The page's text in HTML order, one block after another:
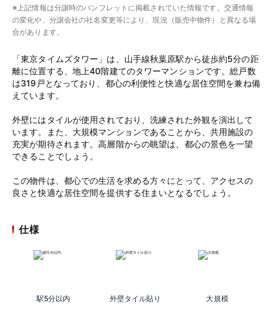
※上記情報は分譲時のパンフレットに掲載されていた情報です。交通情報
の変化や、分譲会社の社名変更等により、現況（販売中物件）と異なる場
合があります。
「東京タイムズタワー」は、山手線秋葉原駅から徒歩約5分の距
離に位置する、地上40階建てのタワーマンションです。総戸数
は319戸となっており、都心の利便性と快適な居住空間を兼ね備
えています。
外壁にはタイルが使用されており、洗練された外観を演出して
います。また、大規模マンションであることから、共用施設の
充実が期待されます。高層階からの眺望は、都心の景色を一望
できることでしょう。
この物件は、都心での生活を求める方々にとって、アクセスの
良さと快適な居住空間を提供する住まいとなるでしょう。
仕様
駅5分以内 外壁タイル貼り 大規模